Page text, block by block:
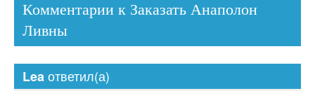
Комментарии к Заказать Анаполон
Ливны
Leaответил(а)